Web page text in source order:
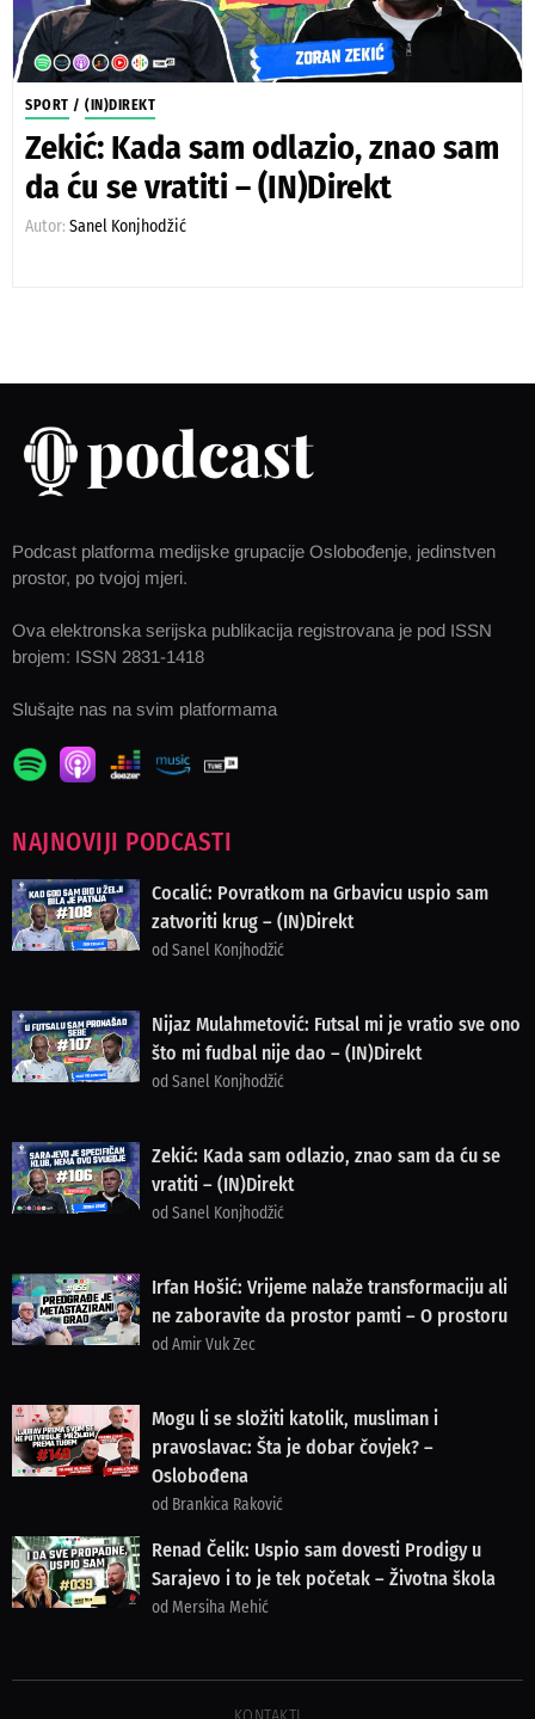
SPORT / (IN)DIREKT
Zekić: Kada sam odlazio, znao sam
da ću se vratiti – (IN)Direkt
Autor: Sanel Konjhodžić
Podcast platforma medijske grupacije Oslobođenje, jedinstven
prostor, po tvojoj mjeri.
Ova elektronska serijska publikacija registrovana je pod ISSN
brojem: ISSN 2831-1418
Slušajte nas na svim platformama
NAJNOVIJI PODCASTI
Cocalić: Povratkom na Grbavicu uspio sam
zatvoriti krug – (IN)Direkt
od Sanel Konjhodžić
Nijaz Mulahmetović: Futsal mi je vratio sve ono
što mi fudbal nije dao – (IN)Direkt
od Sanel Konjhodžić
Zekić: Kada sam odlazio, znao sam da ću se
vratiti – (IN)Direkt
od Sanel Konjhodžić
Irfan Hošić: Vrijeme nalaže transformaciju ali
ne zaboravite da prostor pamti – O prostoru
od Amir Vuk Zec
Mogu li se složiti katolik, musliman i
pravoslavac: Šta je dobar čovjek? –
Oslobođena
od Brankica Raković
Renad Čelik: Uspio sam dovesti Prodigy u
Sarajevo i to je tek početak – Životna škola
od Mersiha Mehić